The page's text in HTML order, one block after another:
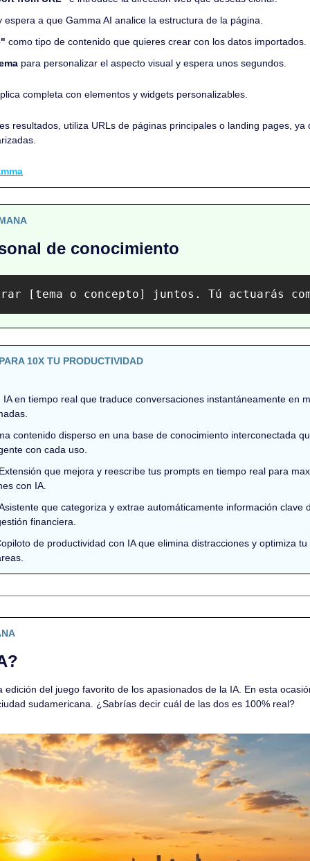
espera a que Gamma AI analice la estructura de la página.
como tipo de contenido que quieres crear con los datos importados.
para personalizar el aspecto visual y espera unos segundos.
completa con elementos y widgets personalizables.
resultados, utiliza URLs de páginas principales o landing pages, ya
de conocimiento
[tema o concepto] juntos. Tú actuarás
10X TU PRODUCTIVIDAD
IA en tiempo real que traduce conversaciones instantáneamente en
contenido disperso en una base de conocimiento interconectada
con cada uso.
que mejora y reescribe tus prompts en tiempo real para
con IA.
que categoriza y extrae automáticamente información clave
financiera.
de productividad con IA que elimina distracciones y optimiza
edición del juego favorito de los apasionados de la IA. En esta
sudamericana. ¿Sabrías decir cuál de las dos es 100% real?